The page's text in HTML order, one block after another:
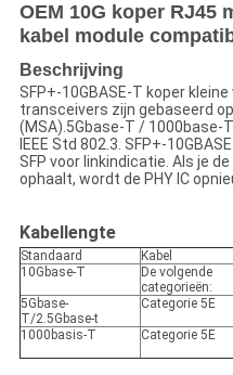
OEM 10G koper RJ45
kabel module
Beschrijving
SFP+-10GBASE-T koper
transceivers zijn gebaseerd
(MSA).5Gbase-T / 1000base-
IEEE Std 802.3. SFP+-
SFP voor linkindicatie. Als je
ophaalt, wordt de PHY IC
Kabellengte
Standaard Kabel
10Gbase-T
De volgende
categorieën:
5Gbase-
T/2.5Gbase-t
Categorie 5E
1000basis-T
Categorie 5E